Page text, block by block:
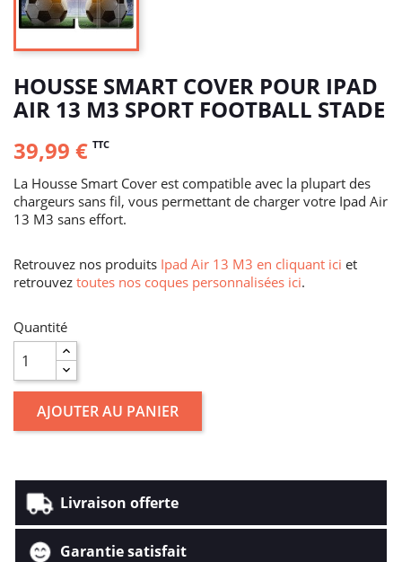
HOUSSE SMART COVER POUR IPAD
AIR 13 M3 SPORT FOOTBALL STADE
39,99 € TTC
La Housse Smart Cover est compatible avec la plupart des
chargeurs sans fil, vous permettant de charger votre Ipad Air
13 M3 sans effort.
Retrouvez nos produits Ipad Air 13 M3 en cliquant ici et
retrouvez toutes nos coques personnalisées ici.
Quantité
AJOUTER AU PANIER
Livraison offerte
Garantie satisfait